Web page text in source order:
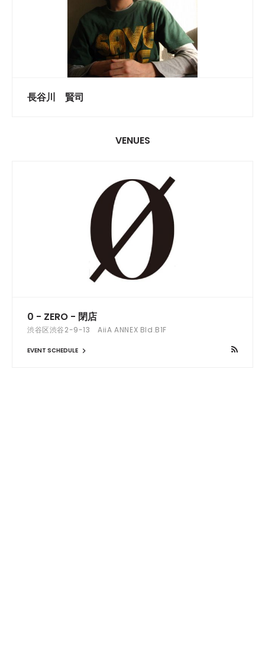
長谷川 賢司
VENUES
0 - ZERO - 閉店
渋谷区渋谷2-9-13 AiiA ANNEX Bld.B1F
EVENT SCHEDULE